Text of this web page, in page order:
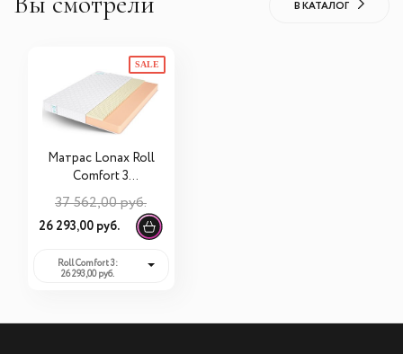
В КАТАЛОГ
SALE
Матрас Lonax Roll
Comfort 3
37 562,00 руб.
26 293,00 руб.
Roll Comfort 3:
26 293,00 руб.